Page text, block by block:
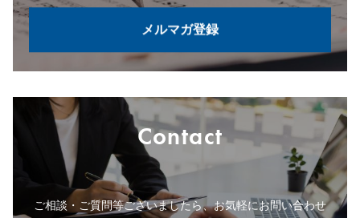
メルマガ登録
Contact
ご相談・ご質問等ございましたら、お気軽にお問い合わせ